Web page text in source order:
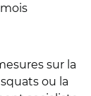
sur la
ou la